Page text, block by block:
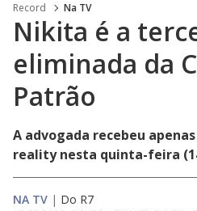
Record Na TV
Nikita é a
eliminada da
Patrão
A advogada recebeu
reality nesta quinta-feira
NA TV | Do R7